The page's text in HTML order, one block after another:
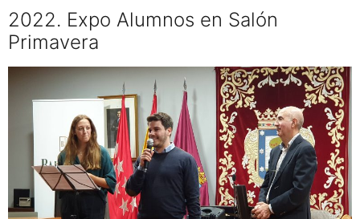
2022. Expo Alumnos en Salón
Primavera